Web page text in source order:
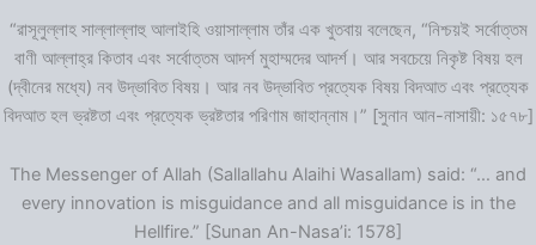
“রাসূলুল্লাহ সাল্লাল্লাহু আলাইহি ওয়াসাল্লাম তাঁর এক খুতবায় বলেছেন, “নিশ্চয়ই সর্বোত্তম
বাণী আল্লাহ্‌র কিতাব এবং সর্বোত্তম আদর্শ মুহাম্মদের আদর্শ। আর সবচেয়ে নিকৃষ্ট বিষয় হল
(দ্বীনের মধ্যে) নব উদ্ভাবিত বিষয়। আর নব উদ্ভাবিত প্রত্যেক বিষয় বিদআত এবং প্রত্যেক
বিদআত হল ভ্রষ্টতা এবং প্রত্যেক ভ্রষ্টতার পরিণাম জাহান্নাম।” [সুনান আন-নাসায়ী: ১৫৭৮]
The Messenger of Allah (Sallallahu Alaihi Wasallam) said: “… and
every innovation is misguidance and all misguidance is in the
Hellfire.” [Sunan An-Nasa’i: 1578]